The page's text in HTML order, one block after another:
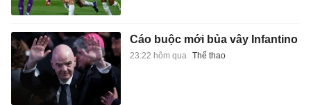
Cáo buộc mới bủa vây Infantino
23:22 hôm qua Thể thao